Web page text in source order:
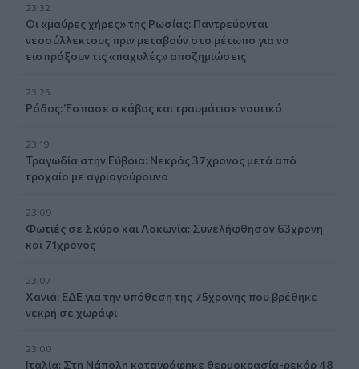
23:32
Οι «μαύρες χήρες» της Ρωσίας: Παντρεύονται
νεοσύλλεκτους πριν μεταβούν στο μέτωπο για να
εισπράξουν τις «παχυλές» αποζημιώσεις
23:25
Ρόδος: Έσπασε ο κάβος και τραυμάτισε ναυτικό
23:19
Τραγωδία στην Εύβοια: Νεκρός 37χρονος μετά από
τροχαίο με αγριογούρουνο
23:09
Φωτιές σε Σκύρο και Λακωνία: Συνελήφθησαν 63χρονη
και 71χρονος
23:07
Χανιά: ΕΔΕ για την υπόθεση της 75χρονης που βρέθηκε
νεκρή σε χωράφι
23:00
Ιταλία: Στη Νάπολη καταγράφηκε θερμοκρασία-ρεκόρ 48